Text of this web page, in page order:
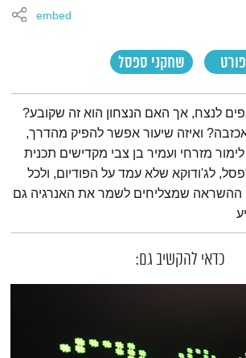
שחקני ספסל
embed
לנצח, אך האם הנצחון הוא זה שקובע?
ואיזה שיעור אפשר להפיק מהדרך,
מזרחי ועמיר בן צבי מקדישים תכנית
לג'ודוקא שלא עמד על הפודיום, ולכל
ההשראה שמצליחים לשמר את האנרגיה גם
כדאי להקשיב גם: